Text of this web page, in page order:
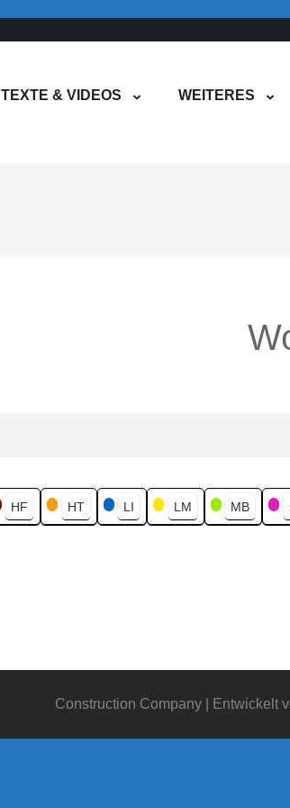
TEXTE & VIDEOS WEITERES
HF HT LI LM MB
Construction Company | Entwickelt